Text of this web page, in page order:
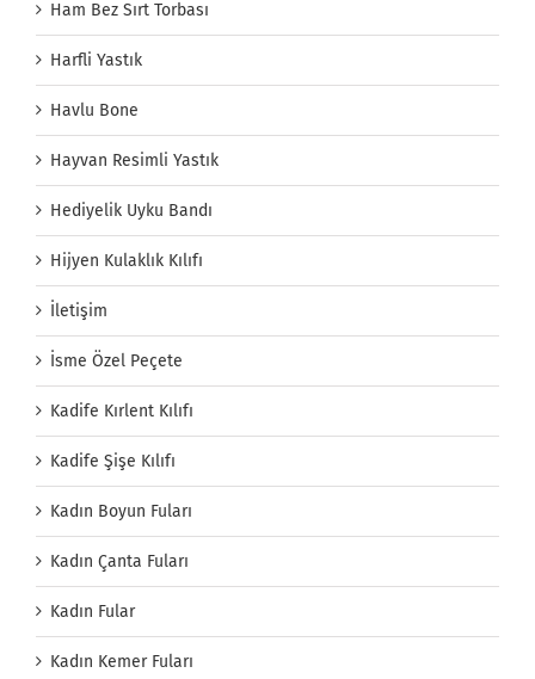
Ham Bez Sırt Torbası
Harfli Yastık
Havlu Bone
Hayvan Resimli Yastık
Hediyelik Uyku Bandı
Hijyen Kulaklık Kılıfı
İletişim
İsme Özel Peçete
Kadife Kırlent Kılıfı
Kadife Şişe Kılıfı
Kadın Boyun Fuları
Kadın Çanta Fuları
Kadın Fular
Kadın Kemer Fuları